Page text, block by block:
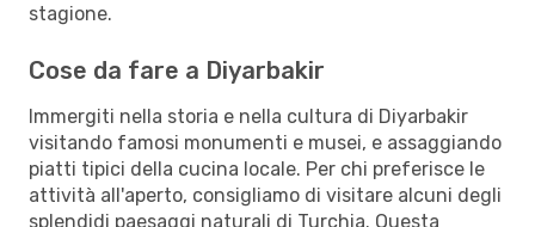
stagione.
Cose da fare a Diyarbakir
Immergiti nella storia e nella cultura di Diyarbakir
visitando famosi monumenti e musei, e assaggiando
piatti tipici della cucina locale. Per chi preferisce le
attività all'aperto, consigliamo di visitare alcuni degli
splendidi paesaggi naturali di Turchia. Questa